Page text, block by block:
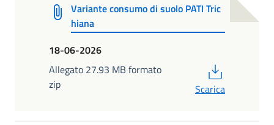
Variante consumo di suolo PATI Tric
hiana
18-06-2026
Allegato 27.93 MB formato
zip
Scarica